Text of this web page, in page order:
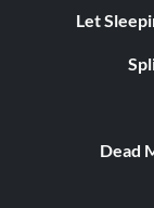
Let
Dead